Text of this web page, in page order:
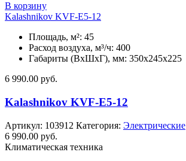
В корзину
Kalashnikov KVF-E5-12
Площадь, м²: 45
Расход воздуха, м³/ч: 400
Габариты (ВхШхГ), мм: 350x245x225
6 990.00 руб.
Kalashnikov KVF-E5-12
Артикул: 103912 Категория: Электрические
6 990.00 руб.
Климатическая техника